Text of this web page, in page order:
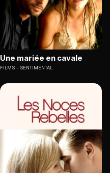
Une mariée en cavale
FILMS SENTIMENTAL